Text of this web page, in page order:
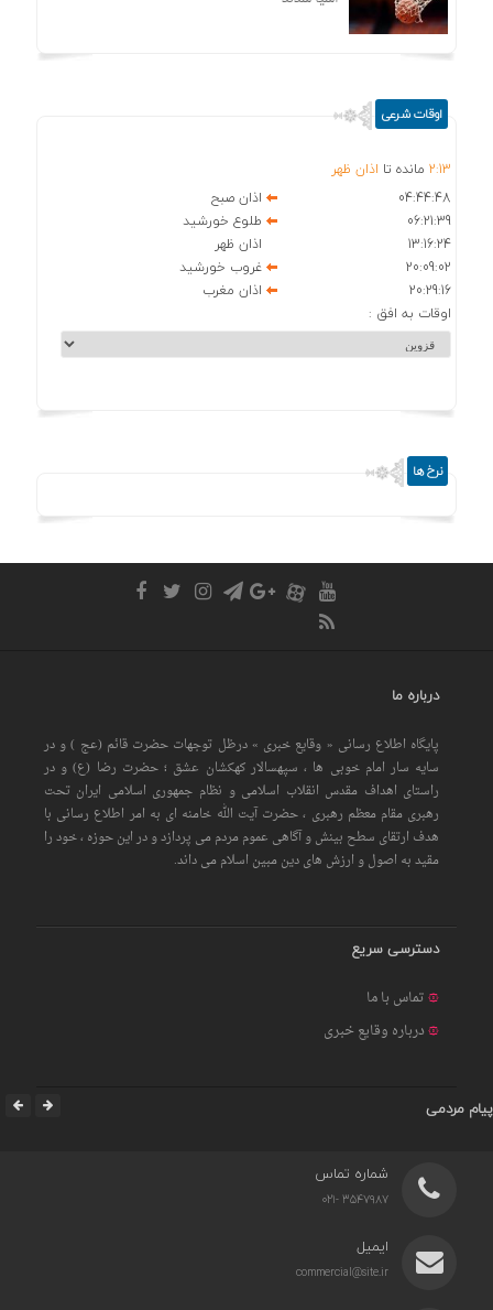
اوقات شرعی
2:13 مانده تا اذان ظهر
04:44:48
اذان صبح
06:21:39
طلوع خورشید
13:16:24
اذان ظهر
20:09:02
غروب خورشید
20:29:16
اذان مغرب
اوقات به افق :
نرخ ها
درباره ما
پایگاه اطلاع رسانی « وقایع خبری » درظل توجهات حضرت قائم (عج ) و در
سایه سار امام خوبی ها ، سپهسالار کهکشان عشق ؛ حضرت رضا (ع) و در
راستای اهداف مقدس انقلاب اسلامی و نظام جمهوری اسلامی ایران تحت
رهبری مقام معظم رهبری ، حضرت آیت الله خامنه ای به امر اطلاع رسانی با
هدف ارتقای سطح بینش و آگاهی عموم مردم می پردازد و در این حوزه ، خود را
مقید به اصول و ارزش های دین مبین اسلام می داند.
دسترسی سریع
تماس با ما
درباره وقایع خبری
پیام مردمی
شماره تماس
3547987 -021
ایمیل
commercial@site.ir